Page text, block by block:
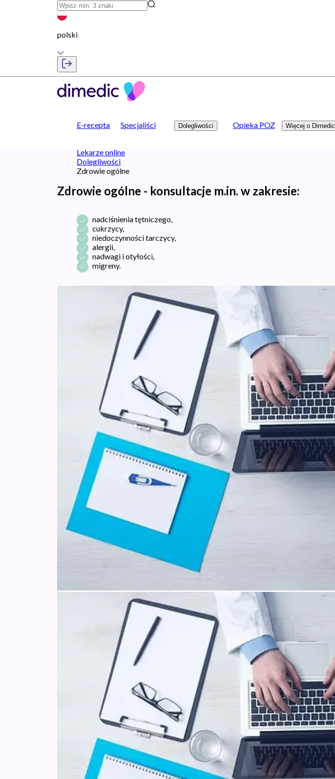
polski
E-recepta Specjaliści Dolegliwości Opieka POZ Więcej o Dimedic
Lekarze online
Dolegliwości
Zdrowie ogólne
Zdrowie ogólne - konsultacje m.in. w zakresie:
nadciśnienia tętniczego,
cukrzycy,
niedoczynności tarczycy,
alergii,
nadwagi i otyłości,
migreny.